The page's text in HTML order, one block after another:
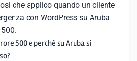
che applico quando un cliente
con WordPress su Aruba
500 e perché su Aruba si